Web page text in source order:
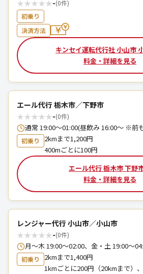
★★★★★-(0件)
初乗り
決済方法
キンセイ運転代行社 小山市
料金・詳細を見る
エール代行 栃木市／下野市
★★★★★-(0件)
通常 19:00～01:00(昼飲み 16:00～ ※
初乗り
2kmまで1,200円
400mごとに100円
エール代行 栃木市 下野
料金・詳細を見る
レンジャー代行 小山市／小山市
★★★★★-(0件)
月～木 19:00～02:00、金・土 19:00～
初乗り
2kmまで1,400円
1kmごとに200円（20kmまで）